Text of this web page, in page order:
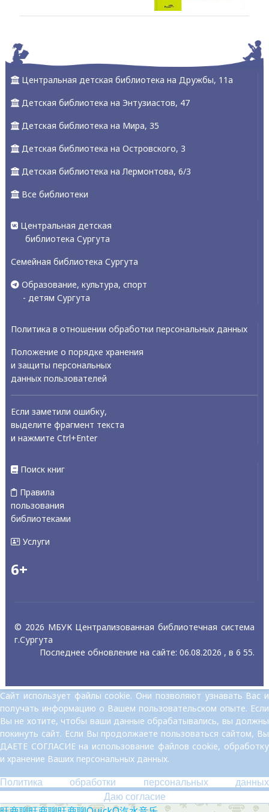
Центральная детская библиотека на Дружбы, 11а
Детская библиотека на Энтузиастов, 47
Детская библиотека на Мира, 35
Детская библиотека на Островского, 3
Детская библиотека на Лермонтова, 6/3
Все библиотеки
Центральная детская
библиотека Сургута
Семейная библиотека Сургута
Образование, культура, спорт
- детям Сургута
Политика в отношении обработки персональных данных
Положение о порядке хранения
и защиты персональных
данных пользователей
Если заметили ошибку,
выделите фрагмент текста
и нажмите Ctrl+Enter
Поиск книг
Правила
пользования
библиотеками
Услуги
6+
© 2026 МБУК Централизованная библиотечная система
г.Сургута
Последнее обновление на сайте: 06.08.2026 , в 6 55.
Сайт использует файлы cookie. Они позволяют узнавать Вас и
получать информацию о Вашем пользовательском опыте. Если
Вы не хотите, чтобы ваши данные обрабатывались, вы должны
покинуть сайт. Если Вы продолжаете пользоваться сайтом, Вы
ДАЕТЕ СОГЛАСИЕ на использование файлов cookie, обработку
и хранение Ваших персональных данных.
Политика обработки персональных данных
Даю согласие